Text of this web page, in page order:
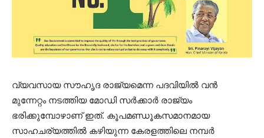
വ്യവസായ സൗഹൃദ രാജ്യമെന്ന പദവിയില്‍ വന്‍
മുന്നേറ്റം നടത്തിയ മോഡി സര്‍ക്കാര്‍ രാജ്യം
ഭരിക്കുമ്പോഴാണ് ഇത്. കൂപമണ്ഡൂകസമാനമായ
സാഹചര്യത്തില്‍ കഴിയുന്ന കേരളത്തിലെ നമ്പര്‍